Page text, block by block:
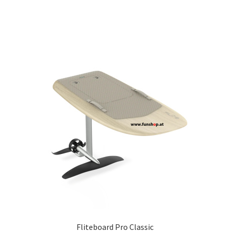
Fliteboard Pro Classic